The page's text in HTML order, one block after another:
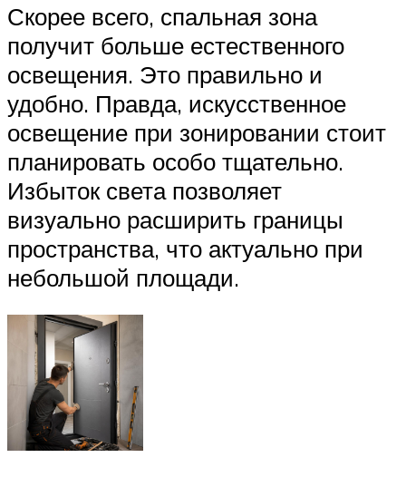
Скорее всего, спальная зона
получит больше естественного
освещения. Это правильно и
удобно. Правда, искусственное
освещение при зонировании стоит
планировать особо тщательно.
Избыток света позволяет
визуально расширить границы
пространства, что актуально при
небольшой площади.